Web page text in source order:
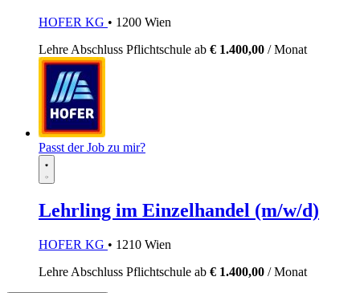
HOFER KG • 1200 Wien
Lehre Abschluss Pflichtschule ab € 1.400,00 / Monat
Passt der Job zu mir?
Lehrling im Einzelhandel (m/w/d)
HOFER KG • 1210 Wien
Lehre Abschluss Pflichtschule ab € 1.400,00 / Monat